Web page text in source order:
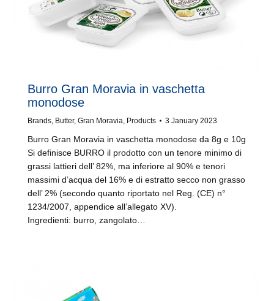
Burro Gran Moravia in vaschetta
monodose
Brands, Butter, Gran Moravia, Products 3 January 2023
Burro Gran Moravia in vaschetta monodose da 8g e 10g
Si definisce BURRO il prodotto con un tenore minimo di
grassi lattieri dell’ 82%, ma inferiore al 90% e tenori
massimi d’acqua del 16% e di estratto secco non grasso
dell’ 2% (secondo quanto riportato nel Reg. (CE) n°
1234/2007, appendice all’allegato XV).
Ingredienti: burro, zangolato…